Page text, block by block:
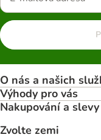
O nás a našich
Výhody pro vás
Nakupování a slevy
Zvolte zemi